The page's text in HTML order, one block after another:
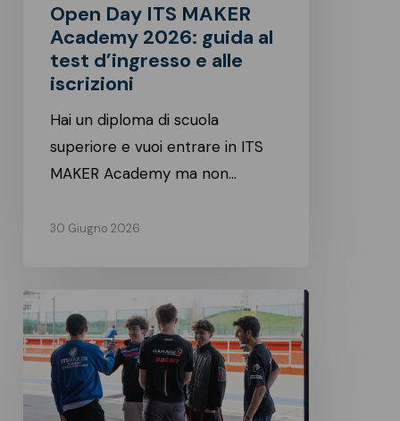
d’ingresso
Open Day ITS MAKER
Academy 2026: guida al
test d’ingresso e alle
iscrizioni
Hai un diploma di scuola
superiore e vuoi entrare in ITS
MAKER Academy ma non…
30 Giugno 2026
Inaugurata
la
nuova
sede
di